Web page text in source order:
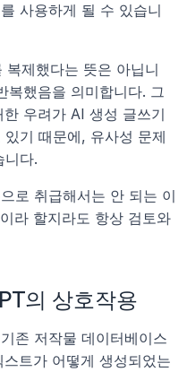
사용하게 될 수 있습니
제했다는 뜻은 아닙니
복했음을 의미합니다. 그
한 우려가 AI 생성 글쓰기
기 때문에, 유사성 문제
니다.
로 취급해서는 안 되는 이
라 할지라도 항상 검토와
의 상호작용
존 저작물 데이터베이스
트가 어떻게 생성되었는